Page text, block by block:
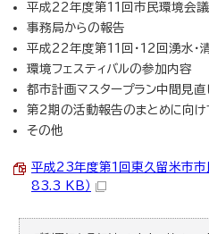
平成22年度第11回市民環境会議
事務局からの報告
平成22年度第11回・12回湧水・
環境フェスティバルの参加内容
都市計画マスタープラン中間見
第2期の活動報告のまとめに向け
その他
平成23年度第1回東久留米市
83.3 KB）